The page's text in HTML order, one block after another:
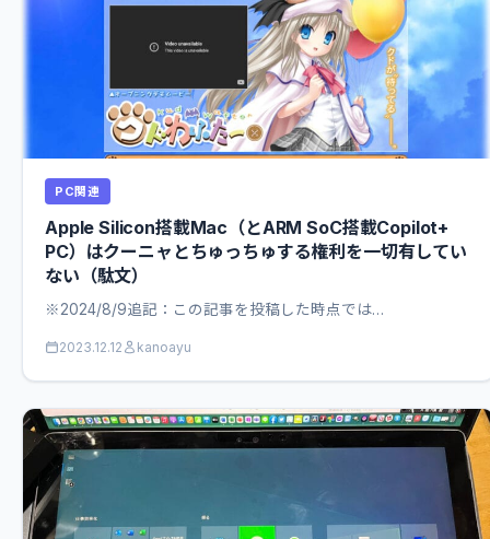
PC関連
Apple Silicon搭載Mac（とARM SoC搭載Copilot+
PC）はクーニャとちゅっちゅする権利を一切有してい
ない（駄文）
※2024/8/9追記：この記事を投稿した時点では…
2023.12.12 kanoayu